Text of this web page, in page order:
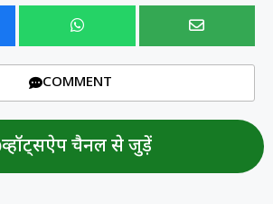
COMMENT
व्हॉट्सऐप चैनल से जुड़ें